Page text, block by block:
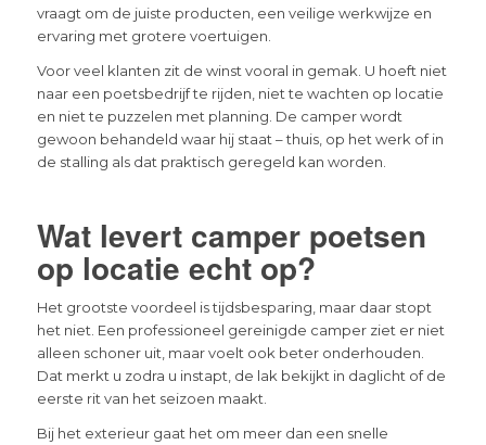
vraagt om de juiste producten, een veilige werkwijze en
ervaring met grotere voertuigen.
Voor veel klanten zit de winst vooral in gemak. U hoeft niet
naar een poetsbedrijf te rijden, niet te wachten op locatie
en niet te puzzelen met planning. De camper wordt
gewoon behandeld waar hij staat – thuis, op het werk of in
de stalling als dat praktisch geregeld kan worden.
Wat levert camper poetsen
op locatie echt op?
Het grootste voordeel is tijdsbesparing, maar daar stopt
het niet. Een professioneel gereinigde camper ziet er niet
alleen schoner uit, maar voelt ook beter onderhouden.
Dat merkt u zodra u instapt, de lak bekijkt in daglicht of de
eerste rit van het seizoen maakt.
Bij het exterieur gaat het om meer dan een snelle